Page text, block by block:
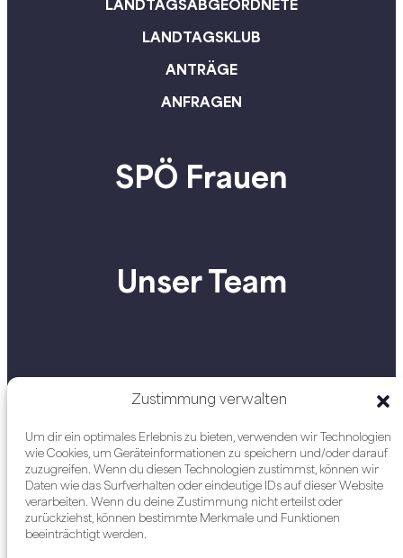
Zustimmung verwalten
Um dir ein optimales Erlebnis zu bieten, verwenden wir Technologien
wie Cookies, um Geräteinformationen zu speichern und/oder darauf
zuzugreifen. Wenn du diesen Technologien zustimmst, können wir
Daten wie das Surfverhalten oder eindeutige IDs auf dieser Website
verarbeiten. Wenn du deine Zustimmung nicht erteilst oder
zurückziehst, können bestimmte Merkmale und Funktionen
beeinträchtigt werden.
LANDTAGSABGEORDNETE
LANDTAGSKLUB
ANTRÄGE
ANFRAGEN
SPÖ Frauen
Unser Team